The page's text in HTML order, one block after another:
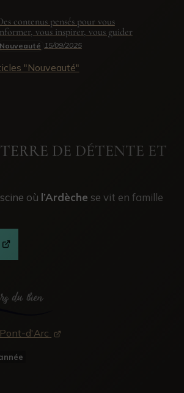
Nouveauté 15/09/2025
contenus pensés pour vous
vous inspirer, vous guider
"Nouveauté"
d'Arc
DE DÉTENTE ET
où l’Ardèche se vit en famille